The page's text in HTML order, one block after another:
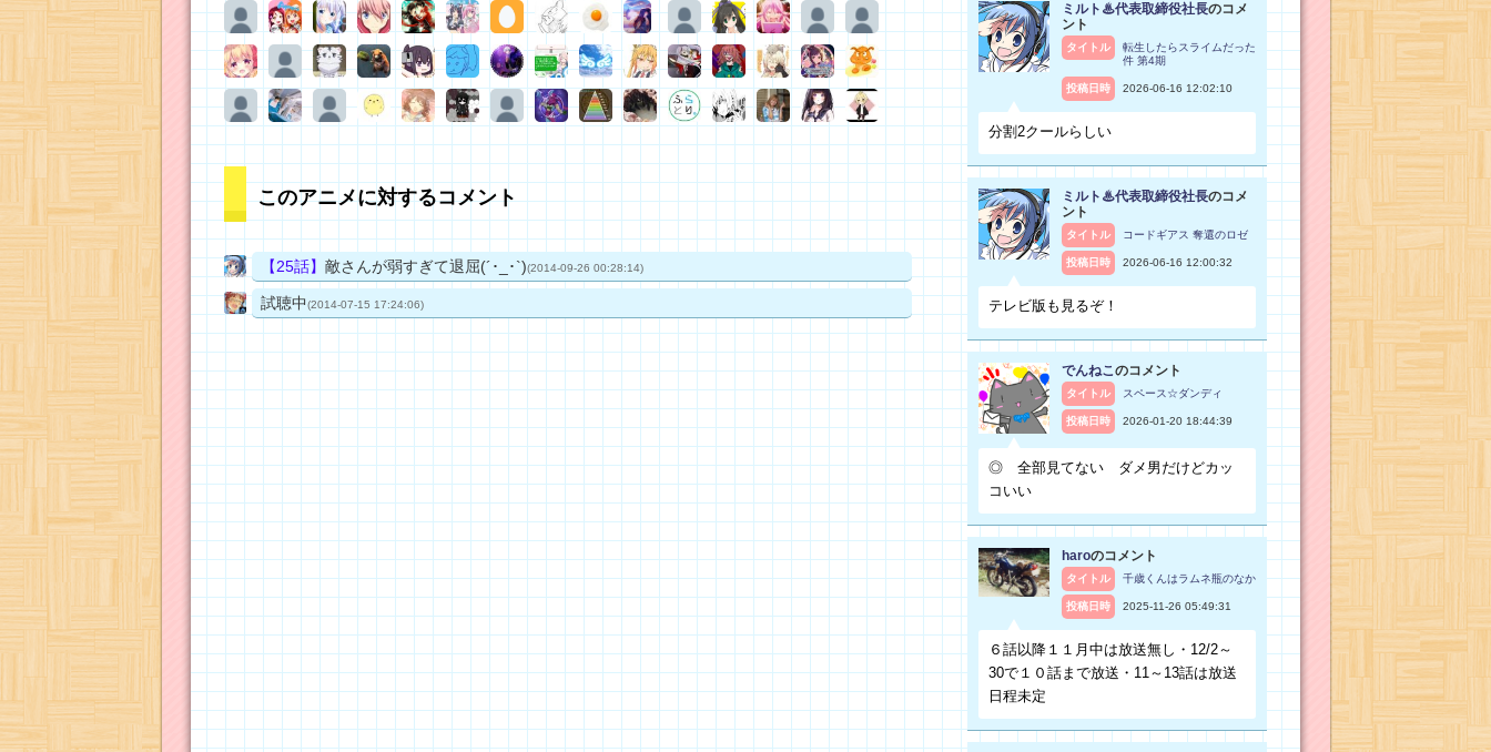
このアニメに対するコメント
【25話】 敵さんが弱すぎて退屈(´･_･`)(2014-09-26 00:28:14)
試聴中(2014-07-15 17:24:06)
ミルト♨代表取締役社長のコメ
ント
タイトル
転生したらスライムだった
件 第4期
投稿日時 2026-06-16 12:02:10
分割2クールらしい
ミルト♨代表取締役社長のコメ
ント
タイトル コードギアス 奪還のロゼ
投稿日時 2026-06-16 12:00:32
テレビ版も見るぞ！
でんねこのコメント
タイトル スペース☆ダンディ
投稿日時 2026-01-20 18:44:39
◎ 全部見てない ダメ男だけどカッ
コいい
haroのコメント
タイトル 千歳くんはラムネ瓶のなか
投稿日時 2025-11-26 05:49:31
６話以降１１月中は放送無し・12/2～
30で１０話まで放送・11～13話は放送
日程未定